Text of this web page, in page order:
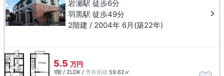
岩瀬駅 徒歩6分
羽黒駅 徒歩49分
2階建 / 2004年 6月(築22年)
5.5 万円
1階 / 2LDK / 専有面積 59.62㎡